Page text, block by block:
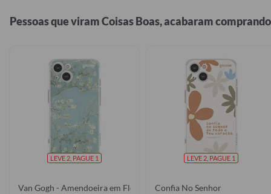
Pessoas que viram Coisas Boas, acabaram comprando
LEVE 2, PAGUE 1
Van Gogh - Amendoeira em Flor
LEVE 2, PAGUE 1
Confia No Senhor